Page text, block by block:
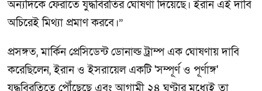
অন্যদিকে ফেরাতে যুদ্ধবিরতির ঘোষণা দিয়েছে। ইরান এই দাবি
অচিরেই মিথ্যা প্রমাণ করবে।”
প্রসঙ্গত, মার্কিন প্রেসিডেন্ট ডোনাল্ড ট্রাম্প এক ঘোষণায় দাবি
করেছিলেন, ইরান ও ইসরায়েল একটি 'সম্পূর্ণ ও পূর্ণাঙ্গ'